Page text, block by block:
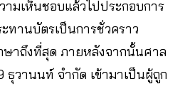
ามเห็นชอบแล้วไปประกอบการ
านบัตรเป็นการชั่วคราว
าถึงที่สุด ภายหลังจากนั้นศาล
ธุวานนท์ จำกัด เข้ามาเป็นผู้ถูก